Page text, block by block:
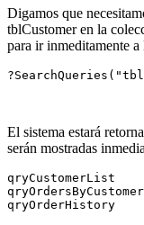
Digamos que
tblCustomer en la
para ir inmeditamente
El sistema estará
serán mostradas
qryCustomerList
qryOrdersByCustomer
qryOrderHistory